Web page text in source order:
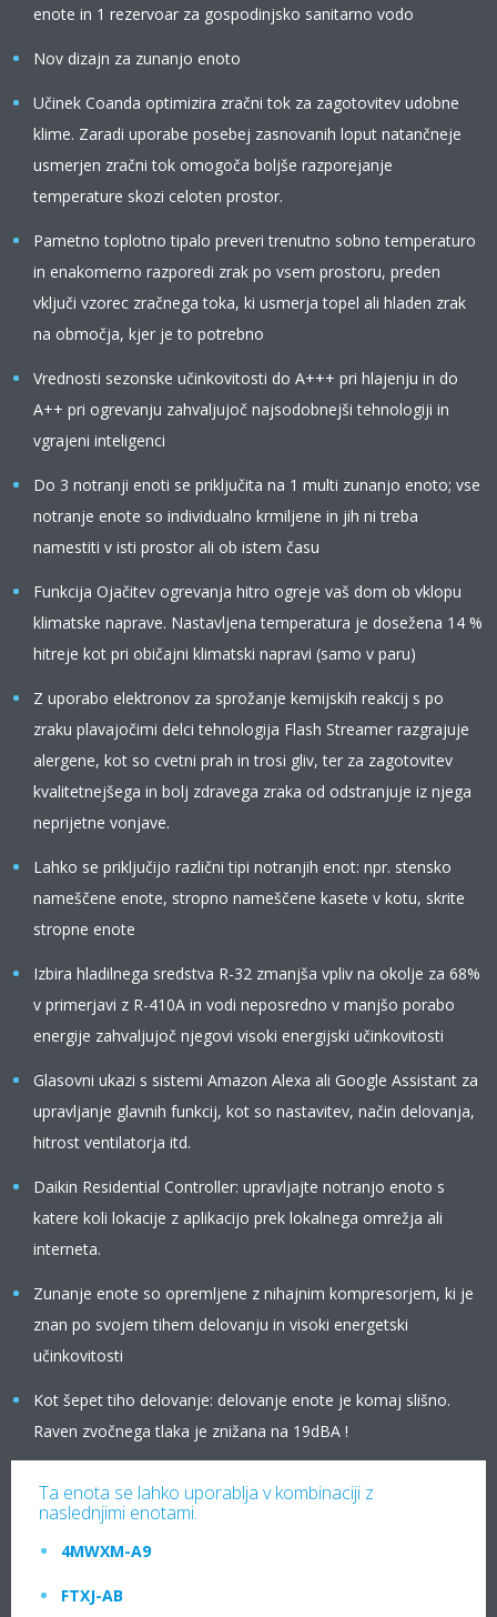
enote in 1 rezervoar za gospodinjsko sanitarno vodo
Nov dizajn za zunanjo enoto
Učinek Coanda optimizira zračni tok za zagotovitev udobne
klime. Zaradi uporabe posebej zasnovanih loput natančneje
usmerjen zračni tok omogoča boljše razporejanje
temperature skozi celoten prostor.
Pametno toplotno tipalo preveri trenutno sobno temperaturo
in enakomerno razporedi zrak po vsem prostoru, preden
vključi vzorec zračnega toka, ki usmerja topel ali hladen zrak
na območja, kjer je to potrebno
Vrednosti sezonske učinkovitosti do A+++ pri hlajenju in do
A++ pri ogrevanju zahvaljujoč najsodobnejši tehnologiji in
vgrajeni inteligenci
Do 3 notranji enoti se priključita na 1 multi zunanjo enoto; vse
notranje enote so individualno krmiljene in jih ni treba
namestiti v isti prostor ali ob istem času
Funkcija Ojačitev ogrevanja hitro ogreje vaš dom ob vklopu
klimatske naprave. Nastavljena temperatura je dosežena 14 %
hitreje kot pri običajni klimatski napravi (samo v paru)
Z uporabo elektronov za sprožanje kemijskih reakcij s po
zraku plavajočimi delci tehnologija Flash Streamer razgrajuje
alergene, kot so cvetni prah in trosi gliv, ter za zagotovitev
kvalitetnejšega in bolj zdravega zraka od odstranjuje iz njega
neprijetne vonjave.
Lahko se priključijo različni tipi notranjih enot: npr. stensko
nameščene enote, stropno nameščene kasete v kotu, skrite
stropne enote
Izbira hladilnega sredstva R-32 zmanjša vpliv na okolje za 68%
v primerjavi z R-410A in vodi neposredno v manjšo porabo
energije zahvaljujoč njegovi visoki energijski učinkovitosti
Glasovni ukazi s sistemi Amazon Alexa ali Google Assistant za
upravljanje glavnih funkcij, kot so nastavitev, način delovanja,
hitrost ventilatorja itd.
Daikin Residential Controller: upravljajte notranjo enoto s
katere koli lokacije z aplikacijo prek lokalnega omrežja ali
interneta.
Zunanje enote so opremljene z nihajnim kompresorjem, ki je
znan po svojem tihem delovanju in visoki energetski
učinkovitosti
Kot šepet tiho delovanje: delovanje enote je komaj slišno.
Raven zvočnega tlaka je znižana na 19dBA !
Ta enota se lahko uporablja v kombinaciji z
naslednjimi enotami.
4MWXM-A9
FTXJ-AB